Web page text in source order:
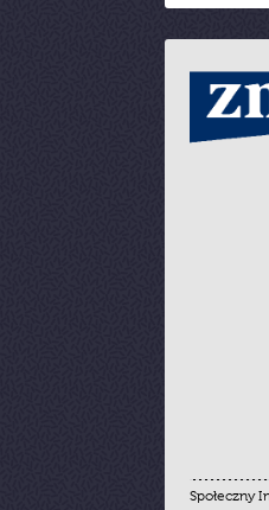
Społeczny